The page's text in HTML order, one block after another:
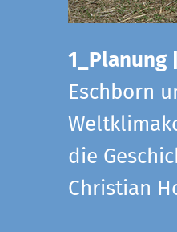
1_Planung
Eschborn
die
Christian